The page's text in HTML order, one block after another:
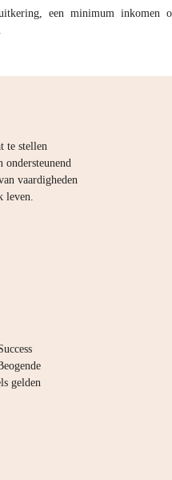
een minimum inkomen
te stellen
vaardigheden
gelden